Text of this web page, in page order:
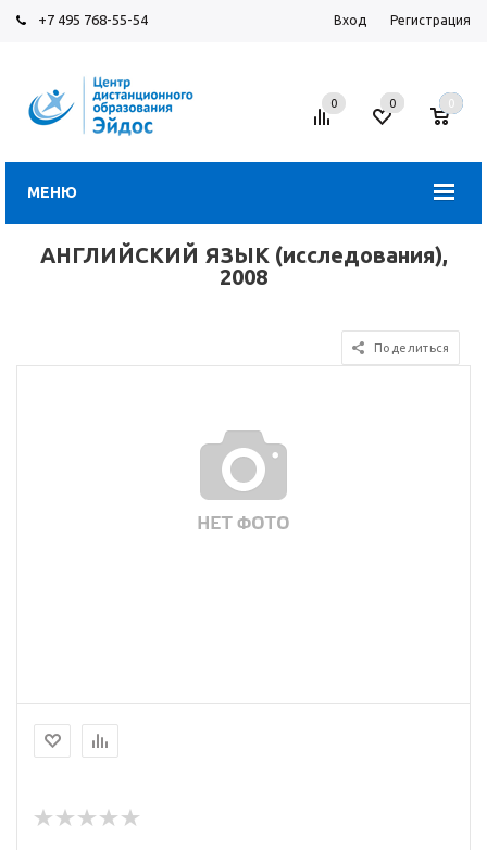
+7 495 768-55-54 Вход Регистрация
МЕНЮ
0 0 0
АНГЛИЙСКИЙ ЯЗЫК (исследования),
2008
Поделиться